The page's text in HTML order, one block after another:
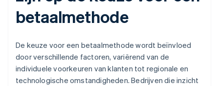
betaalmethode
De keuze voor een betaalmethode wordt beïnvloed
door verschillende factoren, variërend van de
individuele voorkeuren van klanten tot regionale en
technologische omstandigheden. Bedrijven die inzicht